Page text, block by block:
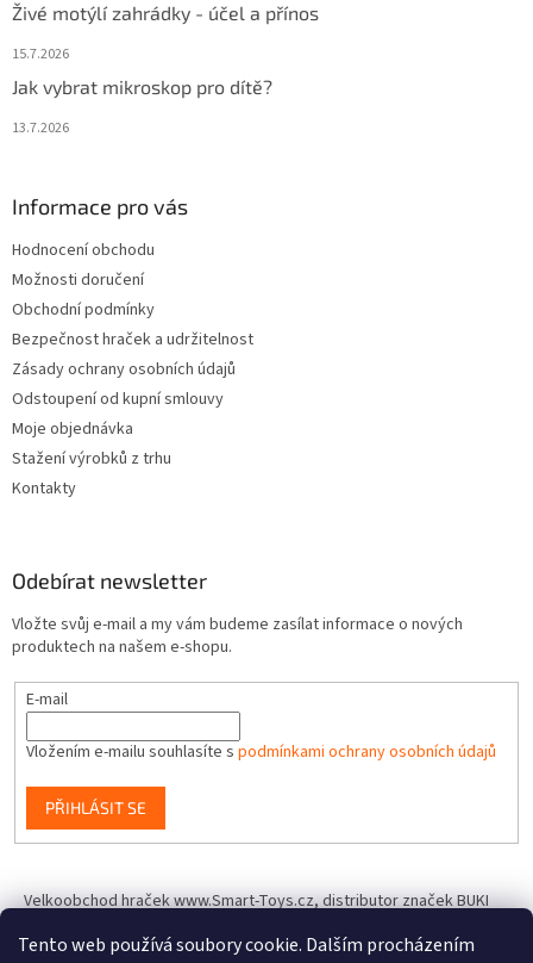
Tento web používá soubory cookie. Dalším procházením
Živé motýlí zahrádky - účel a přínos
15.7.2026
Jak vybrat mikroskop pro dítě?
13.7.2026
Informace pro vás
Hodnocení obchodu
Možnosti doručení
Obchodní podmínky
Bezpečnost hraček a udržitelnost
Zásady ochrany osobních údajů
Odstoupení od kupní smlouvy
Moje objednávka
Stažení výrobků z trhu
Kontakty
Odebírat newsletter
Vložte svůj e-mail a my vám budeme zasílat informace o nových
produktech na našem e-shopu.
E-mail
Vložením e-mailu souhlasíte s podmínkami ochrany osobních údajů
PŘIHLÁSIT SE
Velkoobchod hraček www.Smart-Toys.cz, distributor značek BUKI